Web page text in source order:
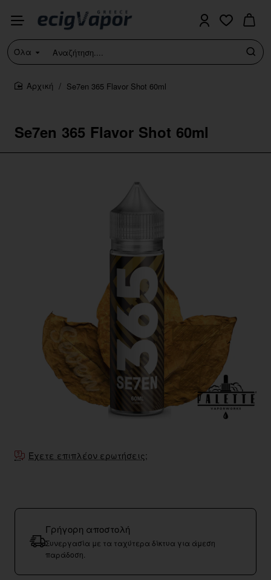
Όλα
Αναζήτηση....
Se7en 365 Flavor Shot 60ml
home
Se7en 365 Flavor Shot 60ml
Εξαντληθηκε
Έχετε επιπλέον ερωτήσεις;
Γρήγορη αποστολή
Συνεργασία με τα ταχύτερα δίκτυα για άμεση
παράδοση.